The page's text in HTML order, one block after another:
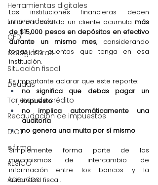
Herramientas digitales
Emprendedor
CFDI
Colegiaturas
Situación fiscal
Deudas
Tarjetas de crédito
Recaudación de impuestos
DIOT
e.firma
RESICO
Adeudos
Las instituciones financieras deben
informar cuando un cliente acumula más
de $15,000 pesos en depósitos en efectivo
durante un mismo mes, considerando
todas las cuentas que tenga en esa
institución.
Es importante aclarar que este reporte:
no significa que debas pagar un
impuesto
no implica automáticamente una
auditoría
no genera una multa por sí mismo
Simplemente forma parte de los
mecanismos de intercambio de
información entre los bancos y la
autoridad fiscal.